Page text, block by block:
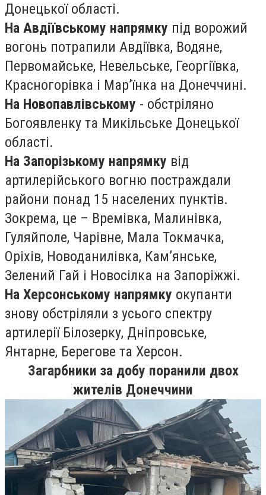
Донецької області.
На Авдіївському напрямку під ворожий
вогонь потрапили Авдіївка, Водяне,
Первомайське, Невельське, Георгіївка,
Красногорівка і Мар’їнка на Донеччині.
На Новопавлівському - обстріляно
Богоявленку та Микільське Донецької
області.
На Запорізькому напрямку від
артилерійського вогню постраждали
райони понад 15 населених пунктів.
Зокрема, це – Времівка, Малинівка,
Гуляйполе, Чарівне, Мала Токмачка,
Оріхів, Новоданилівка, Кам’янське,
Зелений Гай і Новосілка на Запоріжжі.
На Херсонському напрямку окупанти
знову обстріляли з усього спектру
артилерії Білозерку, Дніпровське,
Янтарне, Берегове та Херсон.
Загарбники за добу поранили двох
жителів Донеччини